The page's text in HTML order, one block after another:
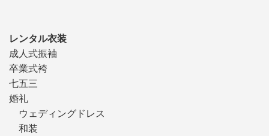
レンタル衣装
成人式振袖
卒業式袴
七五三
婚礼
ウェディングドレス
和装